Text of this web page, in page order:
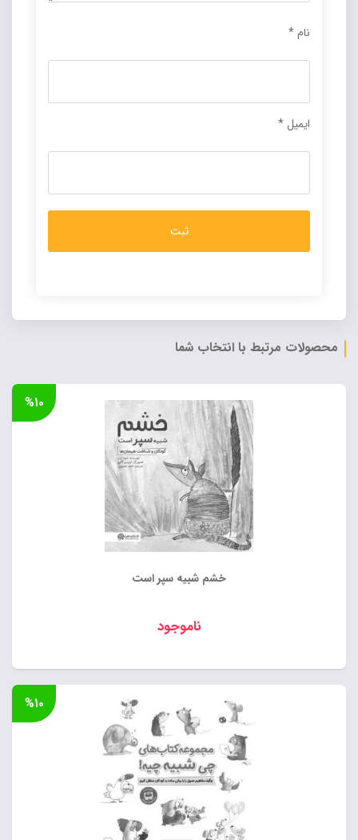
نام*
ایمیل*
محصولات مرتبط با انتخاب شما
خشم شبیه سپر است
ناموجود
%۱۰
%۱۰